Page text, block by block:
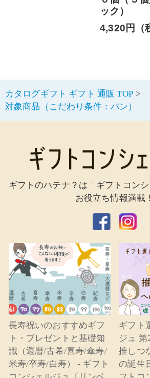
ック）
4,320円（
カタログギフト ギフト 通販 TOP
対象商品（こだわり条件：パン）
ギフトのハテナ？は「ギフトコンシ
お役立ち情報満載！
長寿祝いのおすすめギフ
ト・プレゼントと基礎知
識（還暦/古希/喜寿/傘寿/
米寿/卒寿/白寿） - ギフト
ギフト
ジュ
推しつ
の誕生